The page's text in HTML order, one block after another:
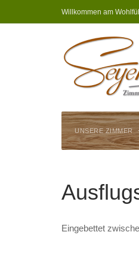
Willkommen am
UNSERE ZIMMER
Eingebettet